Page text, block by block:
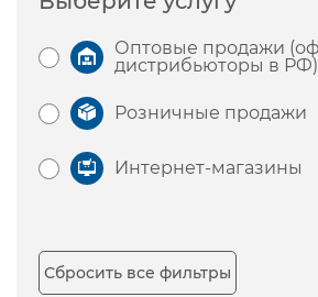
Оптовые продажи
дистрибьюторы в РФ)
Розничные продажи
Интернет-магазины
Сбросить все фильтры